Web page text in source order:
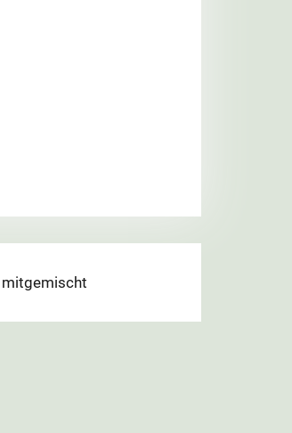
mitgemischt